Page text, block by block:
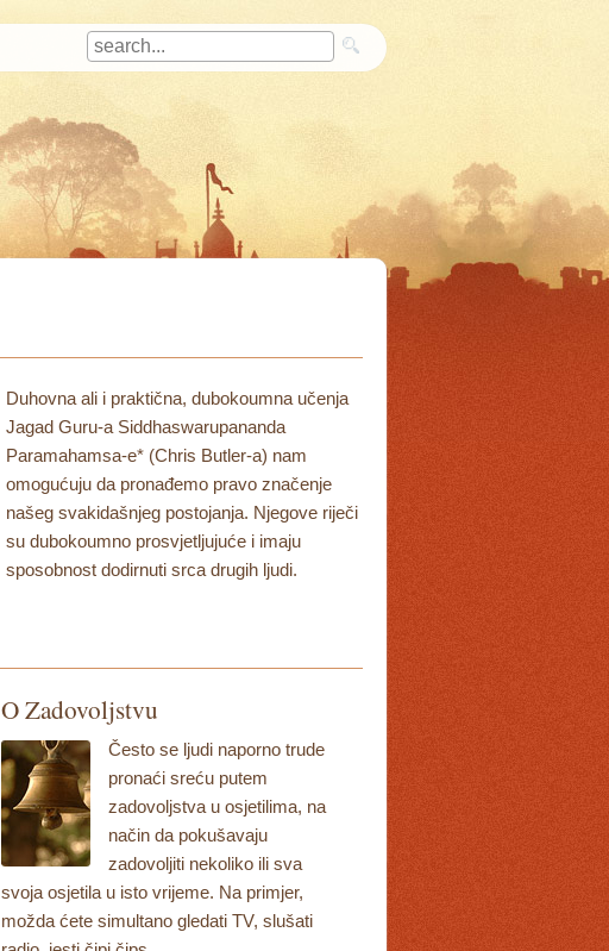
Duhovna ali i praktična, dubokoumna učenja
Jagad Guru-a Siddhaswarupananda
Paramahamsa-e* (Chris Butler-a) nam
omogućuju da pronađemo pravo značenje
našeg svakidašnjeg postojanja. Njegove riječi
su dubokoumno prosvjetljujuće i imaju
sposobnost dodirnuti srca drugih ljudi.
O Zadovoljstvu
Često se ljudi naporno trude
pronaći sreću putem
zadovoljstva u osjetilima, na
način da pokušavaju
zadovoljiti nekoliko ili sva
svoja osjetila u isto vrijeme. Na primjer,
možda ćete simultano gledati TV, slušati